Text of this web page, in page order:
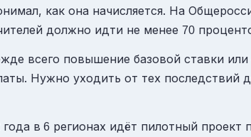
как она начисляется. На
должно идти не менее 70
всего повышение базовой ставки
Нужно уходить от тех последствий
года в 6 регионах идёт пилотный